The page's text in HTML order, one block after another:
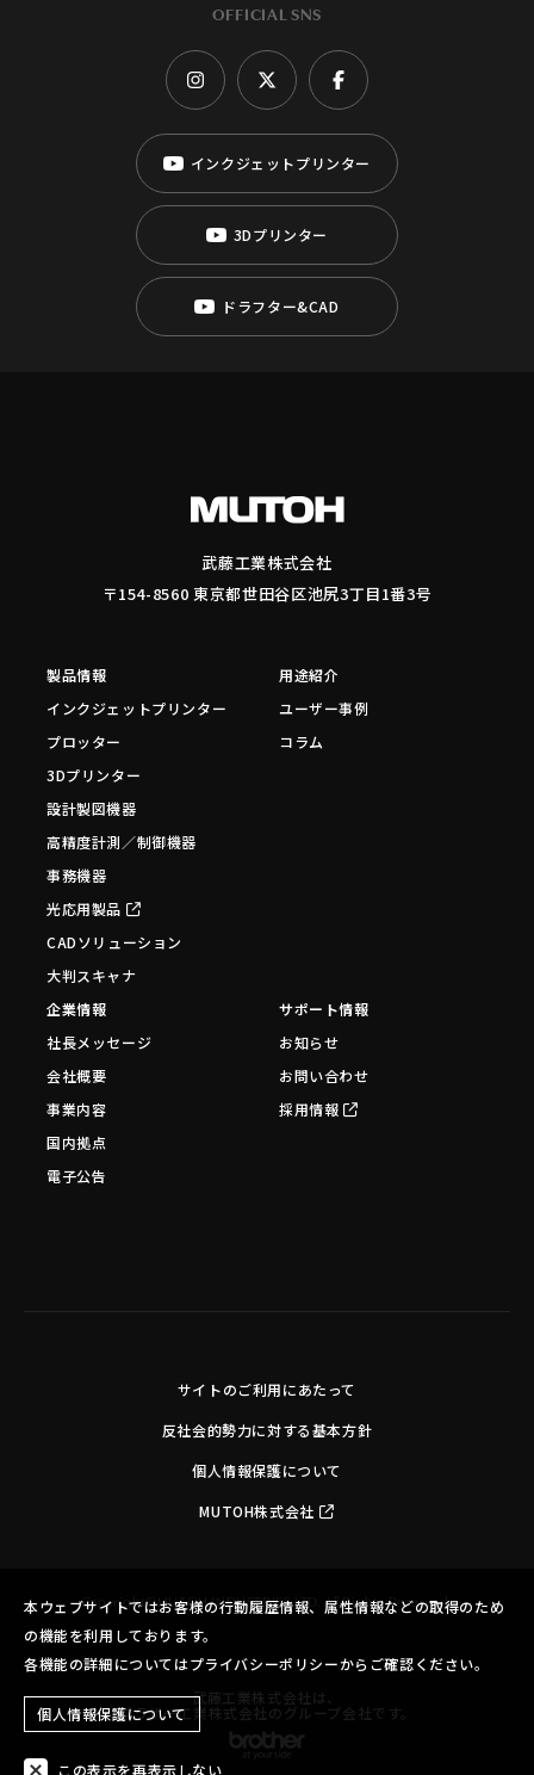
OFFICIAL SNS
インクジェットプリンター
3Dプリンター
ドラフター&CAD
武藤工業株式会社
〒154-8560 東京都世田谷区池尻3丁目1番3号
製品情報
インクジェットプリンター
プロッター
3Dプリンター
設計製図機器
高精度計測／制御機器
事務機器
光応用製品
CADソリューション
大判スキャナ
用途紹介
ユーザー事例
コラム
企業情報
社長メッセージ
会社概要
事業内容
国内拠点
電子公告
サポート情報
お知らせ
お問い合わせ
採用情報
サイトのご利用にあたって
反社会的勢力に対する基本方針
個人情報保護について
MUTOH株式会社
Copyright©MUTOH INDUSTRIES LTD. All Rights Reserved.
本ウェブサイトではお客様の行動履歴情報、属性情報などの取得のため
の機能を利用しております。
各機能の詳細についてはプライバシーポリシーからご確認ください。
個人情報保護について
この表示を再表示しない
武藤工業株式会社は、
ブラザー工業株式会社のグループ会社です。